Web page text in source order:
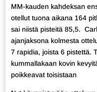
MM-kauden kahdeksan
otellut tuona aikana 164
sai niistä pisteitä 85,5.
ajanjaksona kolmesta
7 rapidia, joista 6 pistettä.
kummallakaan kovin
poikkeavat toisistaan